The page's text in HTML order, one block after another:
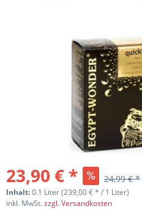
23,90 € * 24,99 € *
Inhalt:0.1 Liter (239,00 € * / 1 Liter)
inkl. MwSt.zzgl. Versandkosten